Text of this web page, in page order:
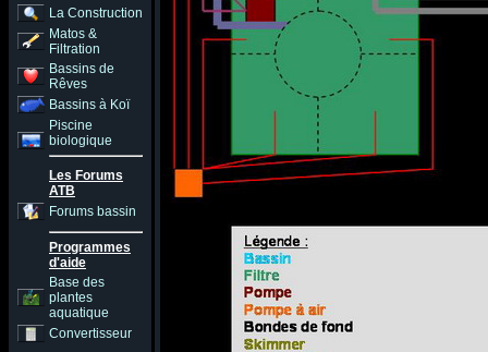
La Construction
Matos &
Filtration
Bassins de
Rêves
Bassins à Koï
Piscine
biologique
Les Forums
ATB
Forums bassin
Programmes
d'aide
Base des
plantes
aquatique
Convertisseur